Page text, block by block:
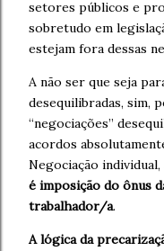
setores públicos e
sobretudo em
estejam fora dessas
A não ser que seja
desequilibradas, sim,
“negociações”
acordos
Negociação
é imposição do ônus
trabalhador/a.
A lógica da